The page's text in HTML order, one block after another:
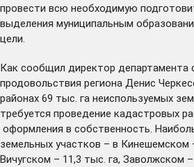
провести всю необходимую
выделения муниципальным
цели.
Как сообщил директор департамента
продовольствия региона Денис
районах 69 тыс. га неиспользуемых
требуется проведение кадастровых
оформления в собственность.
земельных участков – в Кинешемском
Вичугском – 11,3 тыс. га, Заволжском